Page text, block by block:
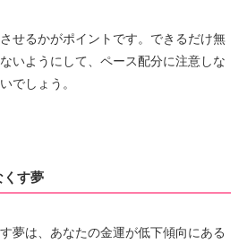
せるかがポイントです。できるだけ無
いようにして、ペース配分に注意しな
でしょう。
くす夢
夢は、あなたの金運が低下傾向にある